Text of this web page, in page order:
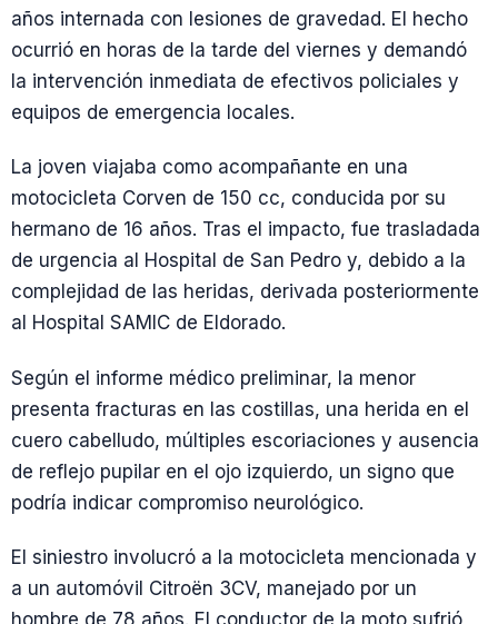
años internada con lesiones de gravedad. El hecho
ocurrió en horas de la tarde del viernes y demandó
la intervención inmediata de efectivos policiales y
equipos de emergencia locales.
La joven viajaba como acompañante en una
motocicleta Corven de 150 cc, conducida por su
hermano de 16 años. Tras el impacto, fue trasladada
de urgencia al Hospital de San Pedro y, debido a la
complejidad de las heridas, derivada posteriormente
al Hospital SAMIC de Eldorado.
Según el informe médico preliminar, la menor
presenta fracturas en las costillas, una herida en el
cuero cabelludo, múltiples escoriaciones y ausencia
de reflejo pupilar en el ojo izquierdo, un signo que
podría indicar compromiso neurológico.
El siniestro involucró a la motocicleta mencionada y
a un automóvil Citroën 3CV, manejado por un
hombre de 78 años. El conductor de la moto sufrió